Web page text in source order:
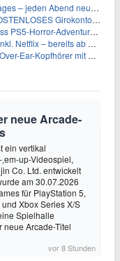
Abend neue Deals zum Stöbern
der Santander – 50€ schon nach 1 Woche!
Horror-Adventure für 27,99€
ab 9€/Monat (statt 17,99€)
mit ANC für 149,99€
neue Arcade-
ein vertikal
up-Videospiel,
Co. Ltd. entwickelt
am 30.07.2026
für PlayStation 5,
Xbox Series X/S
Spielhalle
Arcade-Titel
vor 8 Stunden